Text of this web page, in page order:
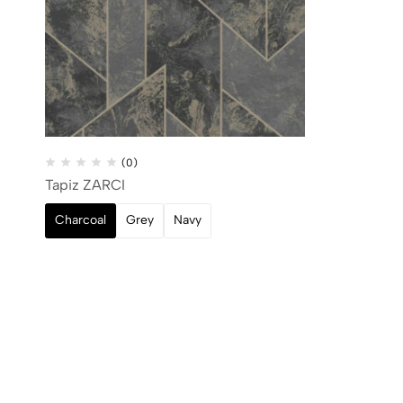
(0)
Tapiz ZARCI
Charcoal Grey Navy